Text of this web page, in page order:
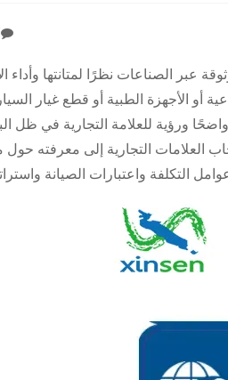
عبر الصناعات نظرًا لمتانتها وأداء
أو الأجهزة الطبية أو قطع غيار
ورؤية للعلامة التجارية في ظل
العلامات التجارية إلى معرفته
التكلفة واعتبارات الصيانة